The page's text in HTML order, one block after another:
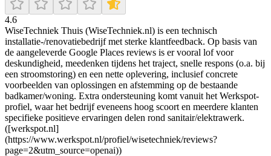
4.6
WiseTechniek Thuis (WiseTechniek.nl) is een technisch
installatie-/renovatiebedrijf met sterke klantfeedback. Op basis van
de aangeleverde Google Places reviews is er vooral lof voor
deskundigheid, meedenken tijdens het traject, snelle respons (o.a. bij
een stroomstoring) en een nette oplevering, inclusief concrete
voorbeelden van oplossingen en afstemming op de bestaande
badkamer/woning. Extra ondersteuning komt vanuit het Werkspot-
profiel, waar het bedrijf eveneens hoog scoort en meerdere klanten
specifieke positieve ervaringen delen rond sanitair/elektrawerk.
([werkspot.nl]
(https://www.werkspot.nl/profiel/wisetechniek/reviews?
page=2&utm_source=openai))